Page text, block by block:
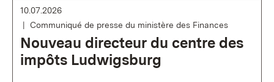
10.07.2026
Communiqué de presse du ministère des Finances
Nouveau directeur du centre des
impôts Ludwigsburg